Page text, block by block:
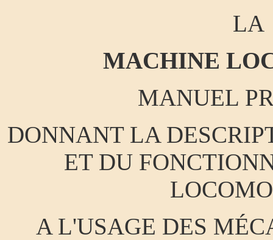
LA
MACHINE
MANUEL
DONNANT LA
ET DU
A L'USAGE DES